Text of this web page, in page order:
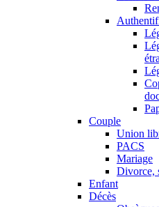
Couple
Union
PACS
Mariage
Divorce,
Enfant
Décès